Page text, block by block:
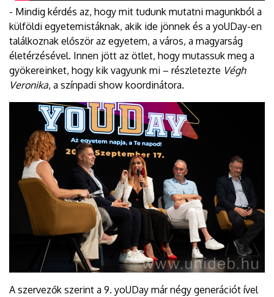
- Mindig kérdés az, hogy mit tudunk mutatni magunkból a
külföldi egyetemistáknak, akik ide jönnek és a yoUDay-en
találkoznak először az egyetem, a város, a magyarság
életérzésével. Innen jött az ötlet, hogy mutassuk meg a
gyökereinket, hogy kik vagyunk mi – részletezte Végh
Veronika, a színpadi show koordinátora.
A szervezők szerint a 9. yoUDay már négy generációt ível